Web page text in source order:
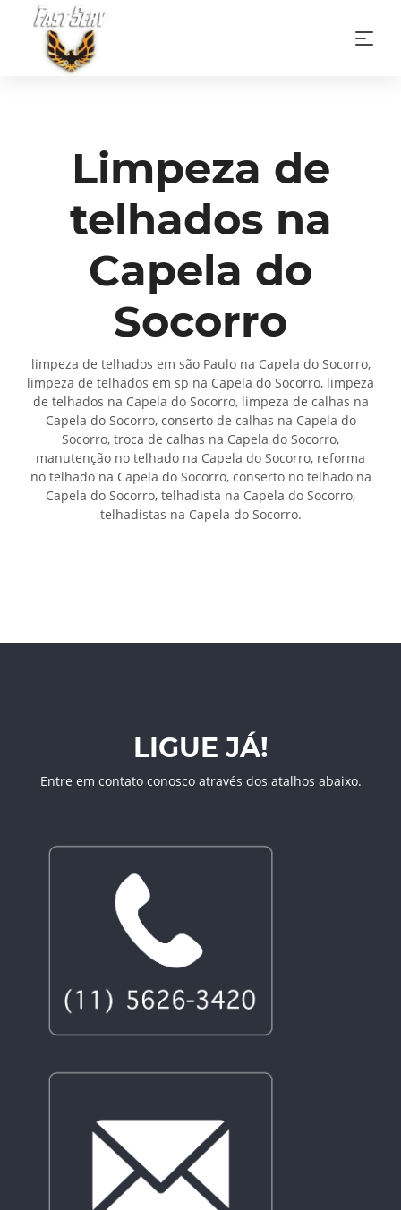
Limpeza de
telhados na
Capela do
Socorro
limpeza de telhados em são Paulo na Capela do Socorro,
limpeza de telhados em sp na Capela do Socorro, limpeza
de telhados na Capela do Socorro, limpeza de calhas na
Capela do Socorro, conserto de calhas na Capela do
Socorro, troca de calhas na Capela do Socorro,
manutenção no telhado na Capela do Socorro, reforma
no telhado na Capela do Socorro, conserto no telhado na
Capela do Socorro, telhadista na Capela do Socorro,
telhadistas na Capela do Socorro.
LIGUE JÁ!
Entre em contato conosco através dos atalhos abaixo.